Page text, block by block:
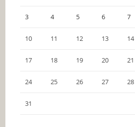
3 4 5 6 7
10 11 12 13 14
17 18 19 20 21
24 25 26 27 28
31